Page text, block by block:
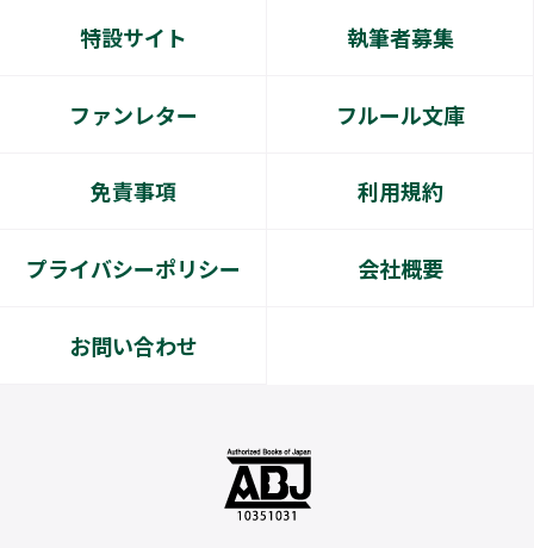
特設サイト 執筆者募集
ファンレター フルール文庫
免責事項 利用規約
プライバシーポリシー 会社概要
お問い合わせ